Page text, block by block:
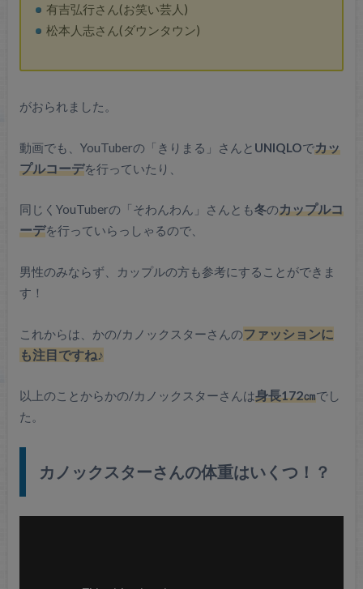
有吉弘行さん(お笑い芸人)
松本人志さん(ダウンタウン)
がおられました。
動画でも、YouTuberの「きりまる」さんと UNIQLOでカッ
プルコーデを行っていたり、
同じくYouTuberの「そわんわん」さんとも冬のカップルコ
ーデを行っていらっしゃるので、
男性のみならず、カップルの方も参考にすることができま
す！
これからは、かの/カノックスターさんのファッションに
も注目ですね♪
以上のことからかの/カノックスターさんは身長172㎝でし
た。
カノックスターさんの体重はいくつ！？